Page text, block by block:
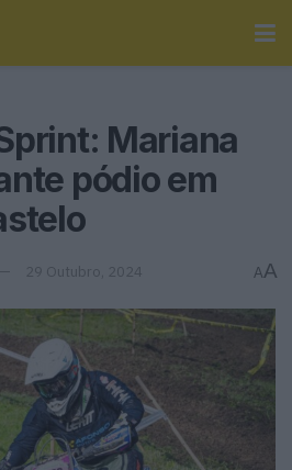
Mariana
pódio em
29 Outubro, 2024 AA